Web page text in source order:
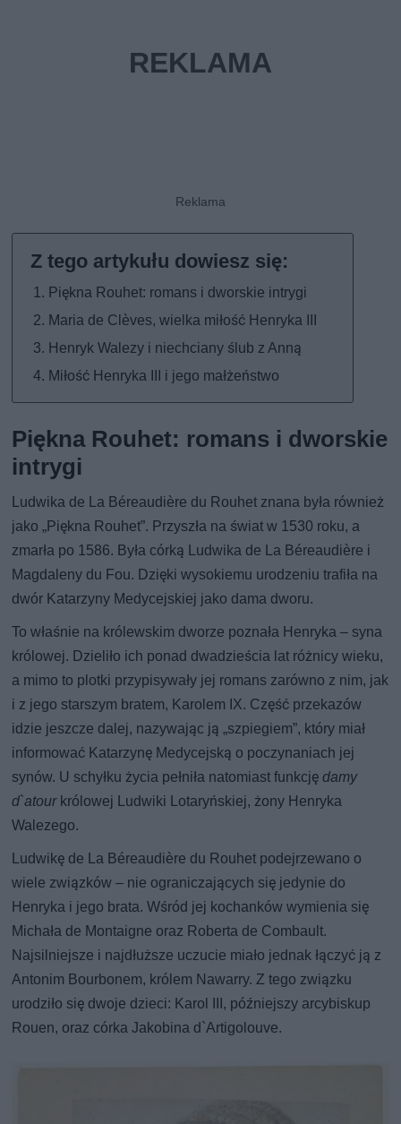
Piękna Rouhet: romans i dworskie intrygi
Maria de Clèves, wielka miłość Henryka III
Henryk Walezy i niechciany ślub z Anną
Miłość Henryka III i jego małżeństwo
Piękna Rouhet: romans i dworskie
intrygi
Ludwika de La Béreaudière du Rouhet znana była również
jako „Piękna Rouhet”. Przyszła na świat w 1530 roku, a
zmarła po 1586. Była córką Ludwika de La Béreaudière i
Magdaleny du Fou. Dzięki wysokiemu urodzeniu trafiła na
dwór Katarzyny Medycejskiej jako dama dworu.
To właśnie na królewskim dworze poznała Henryka – syna
królowej. Dzieliło ich ponad dwadzieścia lat różnicy wieku,
a mimo to plotki przypisywały jej romans zarówno z nim, jak
i z jego starszym bratem, Karolem IX. Część przekazów
idzie jeszcze dalej, nazywając ją „szpiegiem”, który miał
informować Katarzynę Medycejską o poczynaniach jej
synów. U schyłku życia pełniła natomiast funkcjędamy
d`atourkrólowej Ludwiki Lotaryńskiej, żony Henryka
Walezego.
Ludwikę de La Béreaudière du Rouhet podejrzewano o
wiele związków – nie ograniczających się jedynie do
Henryka i jego brata. Wśród jej kochanków wymienia się
Michała de Montaigne oraz Roberta de Combault.
Najsilniejsze i najdłuższe uczucie miało jednak łączyć ją z
Antonim Bourbonem, królem Nawarry. Z tego związku
urodziło się dwoje dzieci: Karol III, późniejszy arcybiskup
Rouen, oraz córka Jakobina d`Artigolouve.